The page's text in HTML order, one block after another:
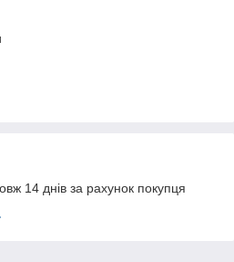
14 днів за рахунок покупця